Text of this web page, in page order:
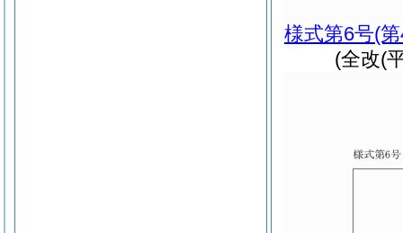
様式第6号(
(全改(